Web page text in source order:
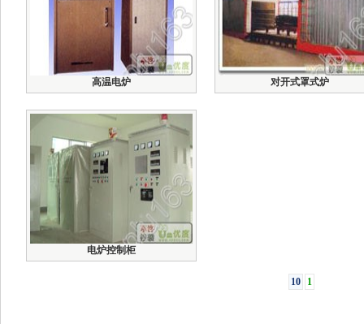
高温电炉 对开式罩式炉
电炉控制柜
10 1